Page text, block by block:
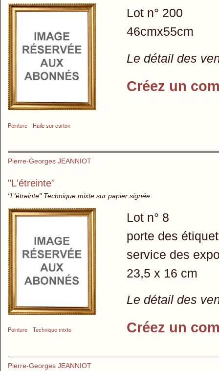
Peinture Huile sur carton
Lot n° 200
46cmx55cm
Le détail des
Créez un
Pierre-Georges JEANNIOT
"L'étreinte"
"L'étreinte" Technique mixte sur papier signée
Peinture Technique mixte
Lot n° 8
porte des
service des
23,5 x 16 cm
Le détail des
Créez un
Pierre-Georges JEANNIOT